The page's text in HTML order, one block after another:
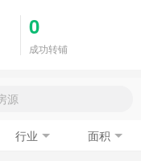
0
成功转铺
行业 面积